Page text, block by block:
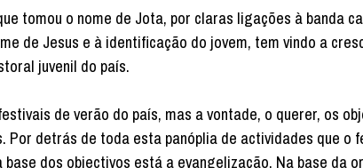
tomou o nome de Jota, por claras ligações à banda
de Jesus e à identificação do jovem, tem vindo a
juvenil do país.
de verão do país, mas a vontade, o querer, os
detrás de toda esta panóplia de actividades que o
dos objectivos está a evangelização. Na base da